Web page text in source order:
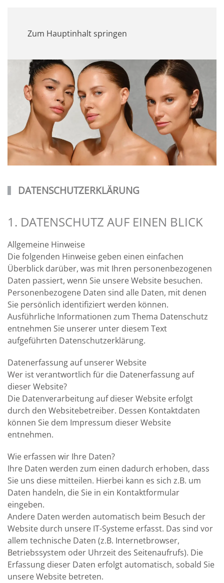
Zum Hauptinhalt springen
DATENSCHUTZERKLÄRUNG
1. DATENSCHUTZ AUF EINEN BLICK
Allgemeine Hinweise
Die folgenden Hinweise geben einen einfachen
Überblick darüber, was mit Ihren personenbezogenen
Daten passiert, wenn Sie unsere Website besuchen.
Personenbezogene Daten sind alle Daten, mit denen
Sie persönlich identifiziert werden können.
Ausführliche Informationen zum Thema Datenschutz
entnehmen Sie unserer unter diesem Text
aufgeführten Datenschutzerklärung.
Datenerfassung auf unserer Website
Wer ist verantwortlich für die Datenerfassung auf
dieser Website?
Die Datenverarbeitung auf dieser Website erfolgt
durch den Websitebetreiber. Dessen Kontaktdaten
können Sie dem Impressum dieser Website
entnehmen.
Wie erfassen wir Ihre Daten?
Ihre Daten werden zum einen dadurch erhoben, dass
Sie uns diese mitteilen. Hierbei kann es sich z.B. um
Daten handeln, die Sie in ein Kontaktformular
eingeben.
Andere Daten werden automatisch beim Besuch der
Website durch unsere IT-Systeme erfasst. Das sind vor
allem technische Daten (z.B. Internetbrowser,
Betriebssystem oder Uhrzeit des Seitenaufrufs). Die
Erfassung dieser Daten erfolgt automatisch, sobald Sie
unsere Website betreten.